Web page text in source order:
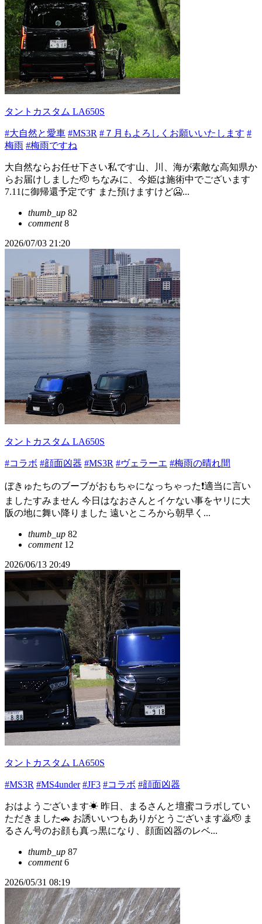
タントカスタム LA650S
#大自然と愛車 #MS3R #７月もよろしくお願いいたします #
梅雨 #梅雨ですね
大自然ならお任せ下さい私です山、川、海が素敵な高知県か
らお届けしました🫡 ちなみに、今姫は施術中でございます
7.11に御帰還予定です また預けますけど🥶...
thumb_up 82
comment8
2026/07/03 21:20
タントカスタム LA650S
#コラボ #顔面凶器 #MS3R #ヴェラーエ #梅雨の晴れ間
ぼきゅたちのブーブがおもちゃになっちゃった❗️適当に言い
ましたすみません 今日はなおさんとイケない事をヤリに大
阪の地に舞い降りました 遠いところから朝早く...
thumb_up 82
comment12
2026/06/13 20:49
タントカスタム LA650S
#MS3R #MS4under #JF3 #コラボ #顔面凶器
おはようございます☀ 昨日、まるさんと壇蜜コラボしてい
ただきました🚗 お誘いいつもありがとうございます🙇🫡 ま
るさん号のお顔も真っ黒になり、顔面凶器のレベ...
thumb_up 87
comment6
2026/05/31 08:19